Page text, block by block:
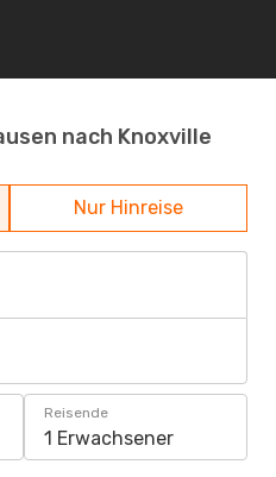
nach Knoxville
Nur Hinreise
Reisende
1 Erwachsener